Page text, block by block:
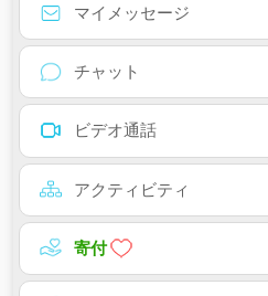
マイメッセージ
チャット
ビデオ通話
アクティビティ
寄付